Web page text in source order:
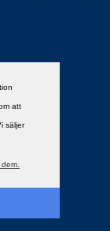
att
säljer